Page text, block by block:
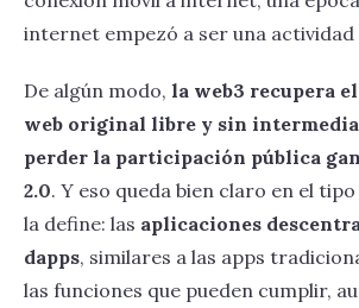
internet empezó a ser una actividad
De algún modo, la web3 recupera
web original libre y sin
perder la participación pública
2.0. Y eso queda bien claro en el
la define: las aplicaciones
dapps, similares a las apps
las funciones que pueden cumplir,